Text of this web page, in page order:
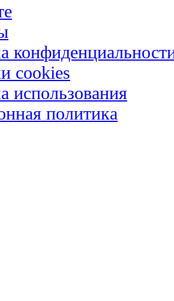
cookies
использования
политика